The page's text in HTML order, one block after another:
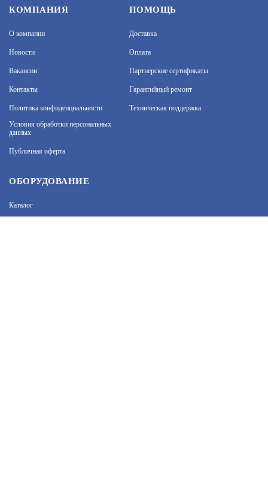
На нашем сайте используются cookie–файлы, в том
числе сервисов веб–аналитики. Используя сайт, вы
обработке персональных данных вы можете узнать
Принять и закрыть
ББП РАПАН-50 (372)
АРТИКУЛ: УТ000036801
В КОРЗИНУ
SKAT-24-4.0 DIN (589)
АРТИКУЛ: УТ000070725
КОМПАНИЯ
О компании
Новости
Вакансии
Контакты
Политика конфиденциальности
Условия обработки персональных
данных
Публичная оферта
ПОМОЩЬ
Доставка
Оплата
Партнерские сертификаты
Гарантийный ремонт
Техническая поддержка
ОБОРУДОВАНИЕ
Каталог